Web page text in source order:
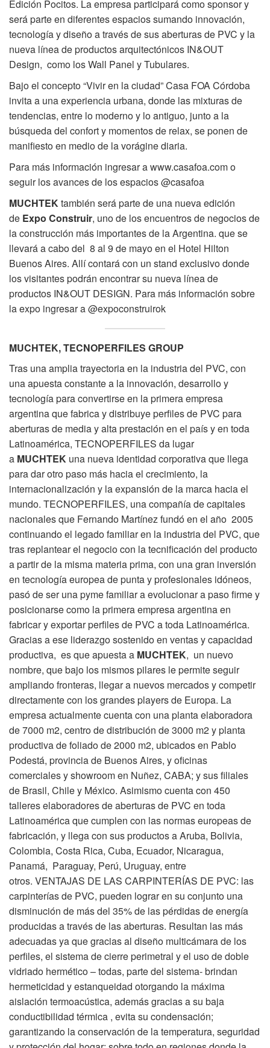
Edición Pocitos. La empresa participará como sponsor y
será parte en diferentes espacios sumando innovación,
tecnología y diseño a través de sus aberturas de PVC y la
nueva línea de productos arquitectónicos IN&OUT
Design, como los Wall Panel y Tubulares.
Bajo el concepto “Vivir en la ciudad” Casa FOA Córdoba
invita a una experiencia urbana, donde las mixturas de
tendencias, entre lo moderno y lo antiguo, junto a la
búsqueda del confort y momentos de relax, se ponen de
manifiesto en medio de la vorágine diaria.
Para más información ingresar awww.casafoa.como
seguir los avances de los espacios @casafoa
MUCHTEKtambién será parte de una nueva edición
de Expo Construir, uno de los encuentros de negocios de
la construcción más importantes de la Argentina. que se
llevará a cabo del 8 al 9 de mayo en el Hotel Hilton
Buenos Aires. Allí contará con un stand exclusivo donde
los visitantes podrán encontrar su nueva línea de
productos IN&OUT DESIGN. Para más información sobre
la expo ingresar a @expoconstruirok
MUCHTEK, TECNOPERFILES GROUP
Tras una amplia trayectoria en la industria del PVC, con
una apuesta constante a la innovación, desarrollo y
tecnología para convertirse en la primera empresa
argentina que fabrica y distribuye perfiles de PVC para
aberturas de media y alta prestación en el país y en toda
Latinoamérica, TECNOPERFILES da lugar
a MUCHTEK una nueva identidad corporativa que llega
para dar otro paso más hacia el crecimiento, la
internacionalización y la expansión de la marca hacia el
mundo. TECNOPERFILES, una compañía de capitales
nacionales que Fernando Martínez fundó en el año 2005
continuando el legado familiar en la industria del PVC, que
tras replantear el negocio con la tecnificación del producto
a partir de la misma materia prima, con una gran inversión
en tecnología europea de punta y profesionales idóneos,
pasó de ser una pyme familiar a evolucionar a paso firme y
posicionarse como la primera empresa argentina en
fabricar y exportar perfiles de PVC a toda Latinoamérica.
Gracias a ese liderazgo sostenido en ventas y capacidad
productiva, es que apuesta a MUCHTEK, un nuevo
nombre, que bajo los mismos pilares le permite seguir
ampliando fronteras, llegar a nuevos mercados y competir
directamente con los grandes players de Europa. La
empresa actualmente cuenta con una planta elaboradora
de 7000 m2, centro de distribución de 3000 m2 y planta
productiva de foliado de 2000 m2, ubicados en Pablo
Podestá, provincia de Buenos Aires, y oficinas
comerciales y showroom en Nuñez, CABA; y sus filiales
de Brasil, Chile y México. Asimismo cuenta con 450
talleres elaboradores de aberturas de PVC en toda
Latinoamérica que cumplen con las normas europeas de
fabricación, y llega con sus productos a Aruba, Bolivia,
Colombia, Costa Rica, Cuba, Ecuador, Nicaragua,
Panamá, Paraguay, Perú, Uruguay, entre
otros. VENTAJAS DE LAS CARPINTERÍAS DE PVC: las
carpinterías de PVC, pueden lograr en su conjunto una
disminución de más del 35% de las pérdidas de energía
producidas a través de las aberturas. Resultan las más
adecuadas ya que gracias al diseño multicámara de los
perfiles, el sistema de cierre perimetral y el uso de doble
vidriado hermético – todas, parte del sistema- brindan
hermeticidad y estanqueidad otorgando la máxima
aislación termoacústica, además gracias a su baja
conductibilidad térmica , evita su condensación;
garantizando la conservación de la temperatura, seguridad